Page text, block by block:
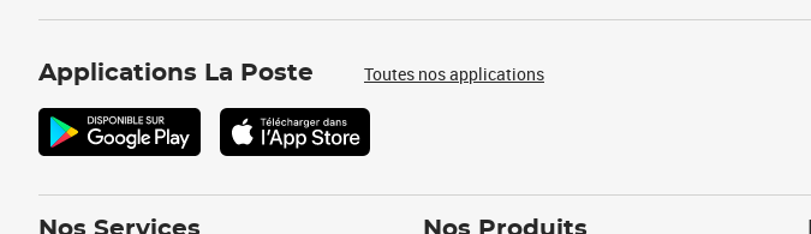
Applications La Poste Toutes nos applications
Nos Services Nos Produits